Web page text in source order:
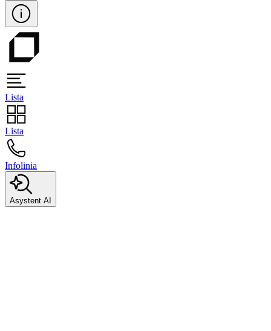
Lista
Lista
Infolinia
Asystent AI